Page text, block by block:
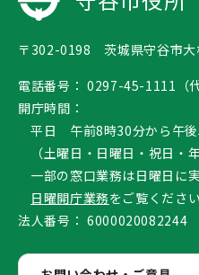
〒302-0198 茨城県守谷市大
電話番号： 0297-45-1111（代
開庁時間：
平日 午前8時30分から午
（土曜日・日曜日・祝日・
一部の窓口業務は日曜日に
日曜開庁業務をご覧ください
法人番号： 6000020082244